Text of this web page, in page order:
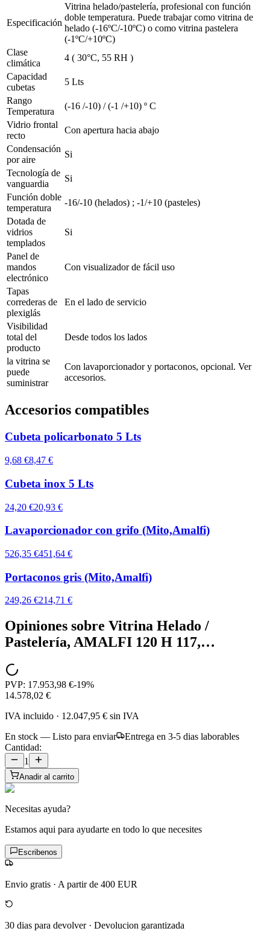
Especificación
Vitrina helado/pastelería, profesional con función
doble temperatura. Puede trabajar como vitrina de
helado (-16ºC/-10ºC) o como vitrina pastelera
(-1ºC/+10ºC)
Clase
climática
4 ( 30°C, 55 RH )
Capacidad
cubetas
5 Lts
Rango
Temperatura
(-16 /-10) / (-1 /+10) º C
Vidrio frontal
recto
Con apertura hacia abajo
Condensación
por aire
Si
Tecnología de
vanguardia
Si
Función doble
temperatura
-16/-10 (helados) ; -1/+10 (pasteles)
Dotada de
vidrios
templados
Si
Panel de
mandos
electrónico
Con visualizador de fácil uso
Tapas
correderas de
plexiglás
En el lado de servicio
Visibilidad
total del
producto
Desde todos los lados
la vitrina se
puede
suministrar
Con lavaporcionador y portaconos, opcional. Ver
accesorios.
Accesorios compatibles
Cubeta policarbonato 5 Lts
9,68 €8,47 €
Cubeta inox 5 Lts
24,20 €20,93 €
Lavaporcionador con grifo (Mito,Amalfi)
526,35 €451,64 €
Portaconos gris (Mito,Amalfi)
249,26 €214,71 €
Opiniones sobre Vitrina Helado /
Pastelería, AMALFI 120 H 117,…
PVP: 17.953,98 €-19%
14.578,02 €
IVA incluido · 12.047,95 € sin IVA
En stock — Listo para enviar
Entrega en 3-5 dias laborables
Cantidad:
1
Anadir al carrito
Necesitas ayuda?
Estamos aqui para ayudarte en todo lo que necesites
Escribenos
Envio gratis · A partir de 400 EUR
30 dias para devolver· Devolucion garantizada